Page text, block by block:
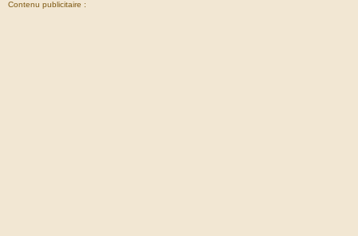
Contenu publicitaire :